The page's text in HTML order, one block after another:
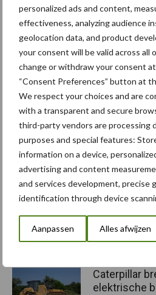
personalized ads and content,
effectiveness, analyzing audience
geolocation data, and product
your consent will be valid across all
change or withdraw your consent
“Consent Preferences” button at
We respect your choices and are
with a transparent and secure
third-party vendors are processing
purposes and special features:
information on a device,
advertising and content
and services development, precise
identification through device
Aanpassen Alles afwijzen
Tags
oswald baecke Oude
Speciaal voor jou!
“Hoge
schijven
Albourgh
Caterpillar
elektrische